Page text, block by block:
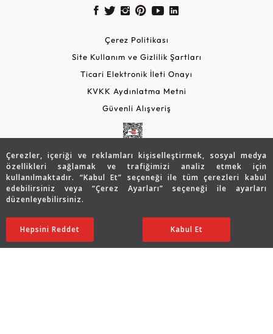
Çerezler, içeriği ve reklamları kişiselleştirmek, sosyal medya
özellikleri sağlamak ve trafiğimizi analiz etmek için
kullanılmaktadır. “Kabul Et” seçeneği ile tüm çerezleri kabul
edebilirsiniz veya “Çerez Ayarları” seçeneği ile ayarları
düzenleyebilirsiniz.
Ayarları Düzenle
Hepsini Reddet Kabul Et
79.427 TL
39.713TL SATIN ALIN
Çerez Politikası
Site Kullanım ve Gizlilik Şartları
Ticari Elektronik İleti Onayı
KVKK Aydınlatma Metni
Güvenli Alışveriş
Copyright © 2026 Assos Pırlanta - Bu sitenin tüm hakları